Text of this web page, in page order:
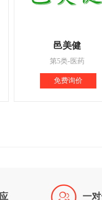
邑美健
第5类-医药
免费询价
一